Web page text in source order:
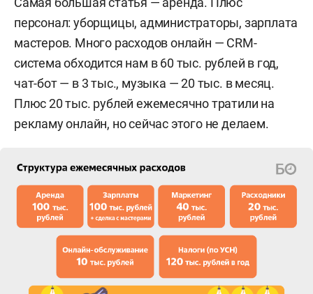
персонал: уборщицы, администраторы, зарплата
мастеров. Много расходов онлайн — CRM-
система обходится нам в 60 тыс. рублей в год,
чат-бот — в 3 тыс., музыка — 20 тыс. в месяц.
Плюс 20 тыс. рублей ежемесячно тратили на
рекламу онлайн, но сейчас этого не делаем.